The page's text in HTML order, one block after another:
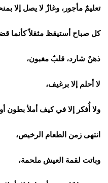
تعليمٌ مأجور، وغازٌ لا يصل إلا
كل صباح أستيقظ مثقلاً كأنما
ذهنٌ شارد، قلبٌ مغبون،
لا أحلم إلا برغيف،
ولا أُفكر إلا في كيف أملأ بطون
انتهى زمن الطعام الرخيص،
وباتت لقمة العيش ملحمة،